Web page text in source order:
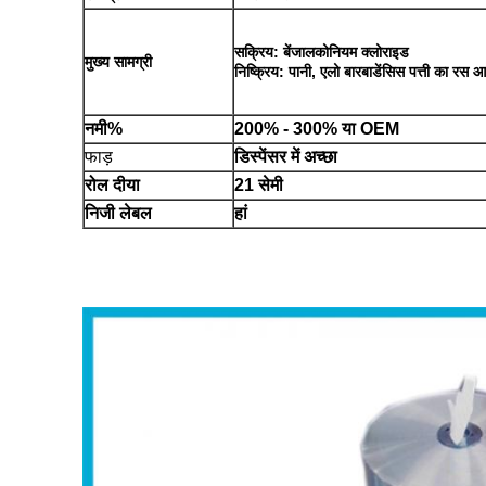
मुख्य सामग्री
सक्रिय: बेंजालकोनियम क्लोराइड
निष्क्रिय: पानी, एलो बारबाडेंसिस पत्ती का रस
नमी%
200% - 300% या OEM
फाड़
डिस्पेंसर में अच्छा
रोल दीया
21 सेमी
निजी लेबल
हां